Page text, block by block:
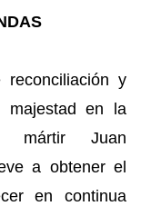
reconciliación y
majestad en la
mártir Juan
a obtener el
en continua